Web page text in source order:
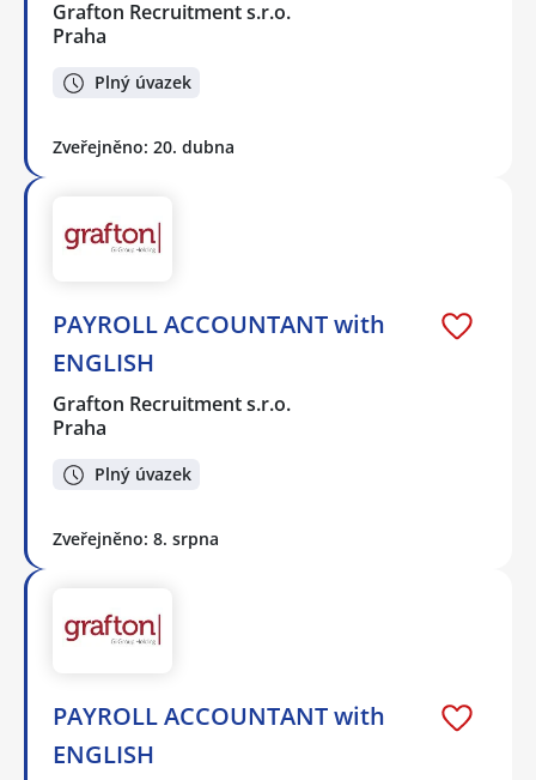
Grafton Recruitment s.r.o.
Praha
Plný úvazek
Zveřejněno: 20. dubna
PAYROLL ACCOUNTANT with
ENGLISH
Grafton Recruitment s.r.o.
Praha
Plný úvazek
Zveřejněno: 8. srpna
PAYROLL ACCOUNTANT with
ENGLISH